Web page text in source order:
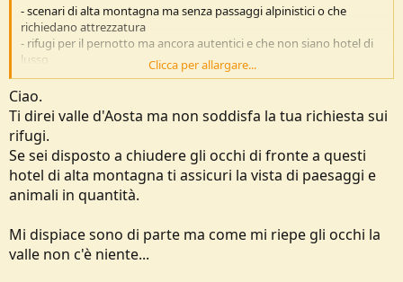
- scenari di alta montagna ma senza passaggi alpinistici o che
richiedano attrezzatura
- rifugi per il pernotto ma ancora autentici e che non siano hotel di
lusso
- possibilità di rifornimento non troppo diradate in modo da poter
viaggiare leggeri
- durata massima di una settimana (posso anche avere alto
chilometraggio giornaliero)
- accetto consigli anche all'estero purché siano mete non troppo
distanti dal confine italiano e quindi raggiungibili in una giornata
dal centro Italia.
Chiaramente ho già puntato alcuni itinerari ma vorrei un po'
Clicca per allargare...
Ciao.
Ti direi valle d'Aosta ma non soddisfa la tua richiesta sui
rifugi.
Se sei disposto a chiudere gli occhi di fronte a questi
hotel di alta montagna ti assicuri la vista di paesaggi e
animali in quantità.
Mi dispiace sono di parte ma come mi riepe gli occhi la
valle non c'è niente...